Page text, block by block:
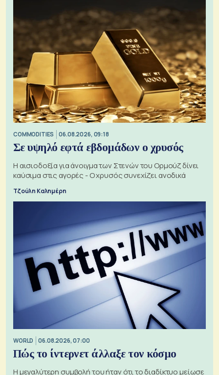
COMMODITIES 06.08.2026, 09:18
Σε υψηλό εφτά εβδομάδων ο χρυσός
Η αισιοδοξία για άνοιγμα των Στενών του Ορμούζ δίνει
καύσιμα στις αγορές - Ο χρυσός συνεχίζει ανοδικά
Τζούλη Καλημέρη
WORLD 06.08.2026, 07:00
Πώς το ίντερνετ άλλαξε τον κόσμο
Η μεγαλύτερη συμβολή του ήταν ότι το διαδίκτυο μείωσε